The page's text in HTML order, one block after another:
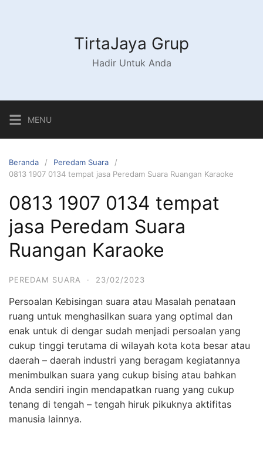
TirtaJaya Grup
Hadir Untuk Anda
MENU
Beranda
Peredam Suara
0813 1907 0134 tempat jasa Peredam Suara Ruangan Karaoke
0813 1907 0134 tempat
jasa Peredam Suara
Ruangan Karaoke
PEREDAM SUARA · 23/02/2023
Persoalan Kebisingan suara atau Masalah penataan
ruang untuk menghasilkan suara yang optimal dan
enak untuk di dengar sudah menjadi persoalan yang
cukup tinggi terutama di wilayah kota kota besar atau
daerah – daerah industri yang beragam kegiatannya
menimbulkan suara yang cukup bising atau bahkan
Anda sendiri ingin mendapatkan ruang yang cukup
tenang di tengah – tengah hiruk pikuknya aktifitas
manusia lainnya.